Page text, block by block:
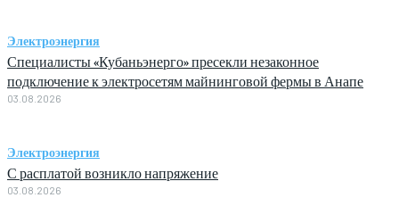
Электроэнергия
Специалисты «Кубаньэнерго» пресекли незаконное
подключение к электросетям майнинговой фермы в Анапе
03.08.2026
Электроэнергия
С расплатой возникло напряжение
03.08.2026